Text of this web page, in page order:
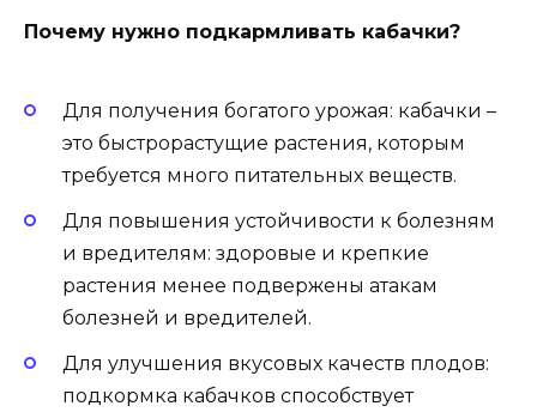
Почему нужно подкармливать кабачки?
Для получения богатого урожая: кабачки –
это быстрорастущие растения, которым
требуется много питательных веществ.
Для повышения устойчивости к болезням
и вредителям: здоровые и крепкие
растения менее подвержены атакам
болезней и вредителей.
Для улучшения вкусовых качеств плодов:
подкормка кабачков способствует